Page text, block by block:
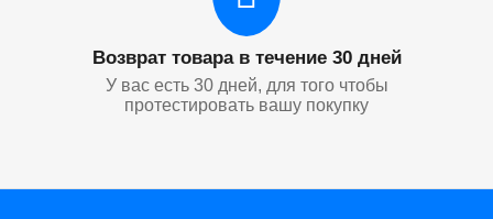
Возврат товара в течение 30 дней
У вас есть 30 дней, для того чтобы
протестировать вашу покупку